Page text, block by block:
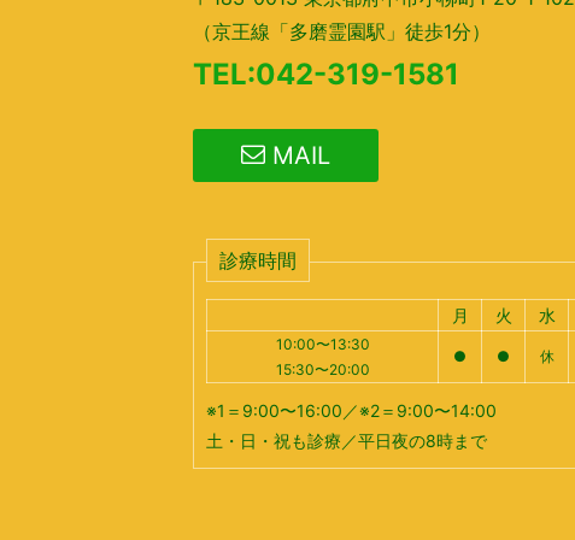
（京王線「多磨霊園駅」徒歩1分）
TEL:042-319-1581
MAIL
診療時間
月 火 水
10:00〜13:30
15:30〜20:00
● ● 休
※1＝9:00〜16:00／※2＝9:00〜14:00
土・日・祝も診療／平日夜の8時まで